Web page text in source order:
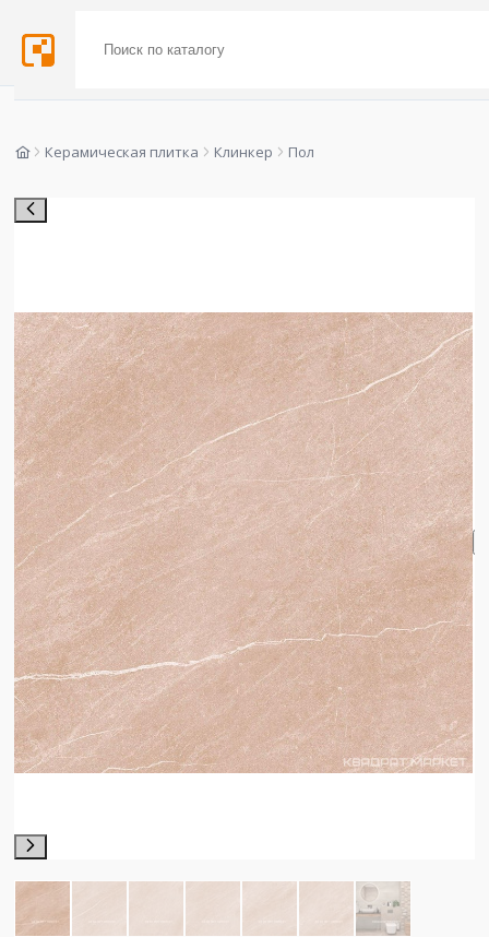
Керамическая плитка Клинкер Пол